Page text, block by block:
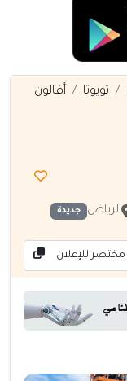
تويوتا
أفالون
الرياض جديدة
مختصر للإعلان